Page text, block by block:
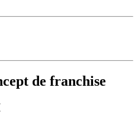
de franchise